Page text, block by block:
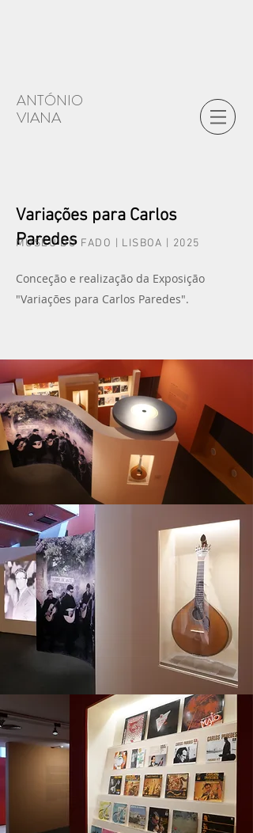
ANTÓNIO
VIANA
Variações para Carlos
Paredes
MUSEU DO FADO | LISBOA | 2025
Conceção e realização da Exposição
"Variações para Carlos Paredes".